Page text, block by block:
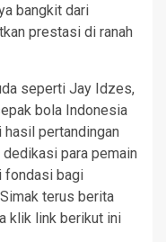
bangkit dari
prestasi di ranah
seperti Jay Idzes,
bola Indonesia
hasil pertandingan
para pemain
fondasi bagi
terus berita
klik link berikut ini